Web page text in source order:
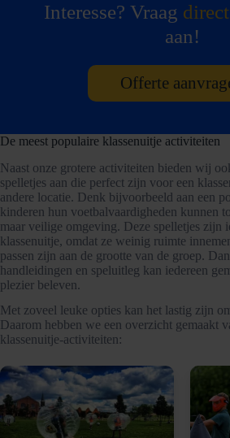
Interesse? Vraag direct
aan!
Offerte
De meest populaire klassenuitje activiteiten
Naast onze grotere activiteiten bieden wij
spelletjes aan die perfect zijn voor een
andere locatie. Denk bijvoorbeeld aan een
kinderen hun voetbalvaardigheden kunnen
maar veilige omgeving. Deze spelletjes zijn
klassenuitje, omdat ze weinig ruimte
passen zijn aan de grootte van de groep.
handleidingen en speluitleg kan iedereen
plezier beleven.
Met zoveel leuke opties kan het lastig zijn
Daarom hebben we een overzicht gemaakt
klassenuitje-activiteiten: